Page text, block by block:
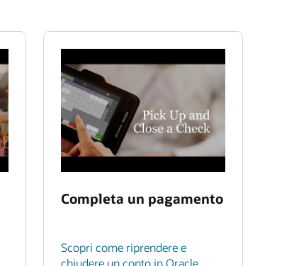
Completa un pagamento
Scopri come riprendere e
chiudere un conto in Oracle